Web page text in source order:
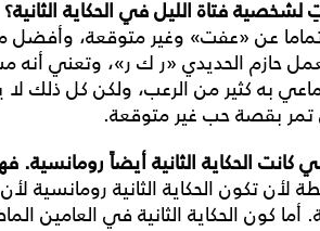
فتاة الليل في الحكاية الثانية؟
عن «عفت» وغير متوقعة،
حازم الحديدي «ر ك ر»، وتعني
به كثير من الرعب، ولكن كل ذلك
تمر بقصة حب غير متوقعة.
كانت الحكاية الثانية أيضاً
تكون الحكاية الثانية رومانسية
أما كون الحكاية الثانية في